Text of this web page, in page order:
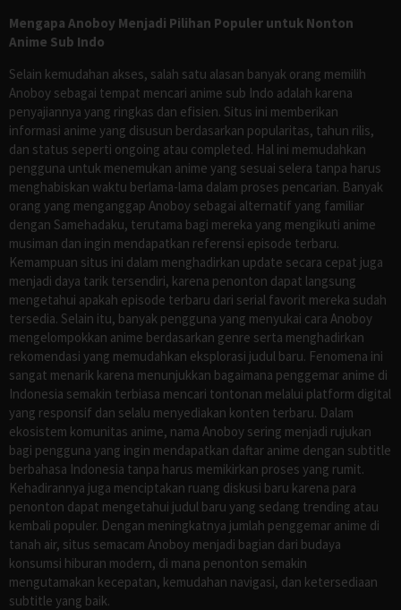
Mengapa Anoboy Menjadi Pilihan Populer untuk Nonton
Anime Sub Indo
Selain kemudahan akses, salah satu alasan banyak orang memilih
Anoboy sebagai tempat mencari anime sub Indo adalah karena
penyajiannya yang ringkas dan efisien. Situs ini memberikan
informasi anime yang disusun berdasarkan popularitas, tahun rilis,
dan status seperti ongoing atau completed. Hal ini memudahkan
pengguna untuk menemukan anime yang sesuai selera tanpa harus
menghabiskan waktu berlama-lama dalam proses pencarian. Banyak
orang yang menganggap Anoboy sebagai alternatif yang familiar
dengan Samehadaku, terutama bagi mereka yang mengikuti anime
musiman dan ingin mendapatkan referensi episode terbaru.
Kemampuan situs ini dalam menghadirkan update secara cepat juga
menjadi daya tarik tersendiri, karena penonton dapat langsung
mengetahui apakah episode terbaru dari serial favorit mereka sudah
tersedia. Selain itu, banyak pengguna yang menyukai cara Anoboy
mengelompokkan anime berdasarkan genre serta menghadirkan
rekomendasi yang memudahkan eksplorasi judul baru. Fenomena ini
sangat menarik karena menunjukkan bagaimana penggemar anime di
Indonesia semakin terbiasa mencari tontonan melalui platform digital
yang responsif dan selalu menyediakan konten terbaru. Dalam
ekosistem komunitas anime, nama Anoboy sering menjadi rujukan
bagi pengguna yang ingin mendapatkan daftar anime dengan subtitle
berbahasa Indonesia tanpa harus memikirkan proses yang rumit.
Kehadirannya juga menciptakan ruang diskusi baru karena para
penonton dapat mengetahui judul baru yang sedang trending atau
kembali populer. Dengan meningkatnya jumlah penggemar anime di
tanah air, situs semacam Anoboy menjadi bagian dari budaya
konsumsi hiburan modern, di mana penonton semakin
mengutamakan kecepatan, kemudahan navigasi, dan ketersediaan
subtitle yang baik.